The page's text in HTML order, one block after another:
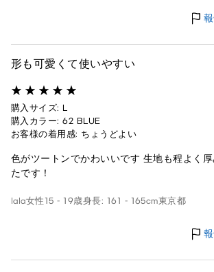
形も可愛くて使いやすい
購入サイズ: L
購入カラー: 62 BLUE
お客様の着用感: ちょうどよい
色がツートンでかわいいです 生地も程よく
たです！
lala女性 15 - 19歳身長: 161 - 165cm東京都